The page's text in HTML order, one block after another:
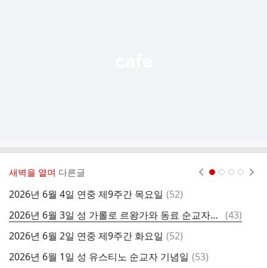
새벽을 열며 다른글
2026년 6월 4일 연중 제9주간 목요일 댓
(52)
2026년 6월 3일 성 가롤로 르왕가와 동료 순교자들 기념일 댓
글
(43)
2026년 6월 2일 연중 제9주간 화요일 댓
(52)
2026년 6월 1일 성 유스티노 순교자 기념일 댓
(53)